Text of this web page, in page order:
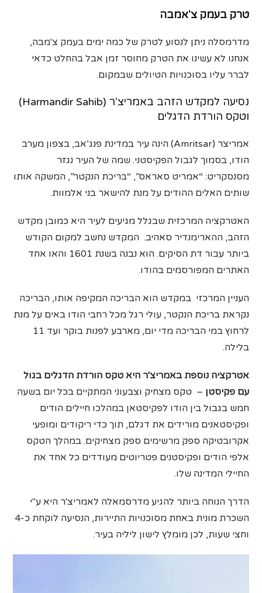
טרק בעמק צ'אמבה
מדרמסלה ניתן לנסוע לטרק של כמה ימים בעמק צ'מבה,
אנחנו לא עשינו את הטרק מחוסר זמן אבל בהחלט כדאי
לברר עליו בסוכנויות הטיולים שבמקום.
נסיעה למקדש הזהב באמריצ'ר (Harmandir Sahib)
וטקס הורדת הדגלים
אמריצר (Amritsar) הינה עיר במדינת פנג’אב, בצפון מערב
הודו, בסמוך לגבול הפקיסטני. שמה של העיר נגזר
מסנסקריט: “אמריט סאראס”, “בריכת הנקטר”, המשקה אותו
שותים האלים ההודים על מנת להישאר בני אלמוות.
האטרקציה המרכזית שבגלל מגיעים לעיר היא כמובן מקדש
הזהב, ההארימנדיר סאהיב. המקדש נחשב למקום הקודש
ביותר עבור דת הסיקים. הוא נבנה בשנת 1601 והאו אחד
האתרים המפורסמים בהודו.
העניין המרכזי במקדש הוא הבריכה המקיפה אותו, הבריכה
נקראת בריכת הנקטר, עולי רגל מכל רחבי הודו באים על מנת
לרחוץ במי הבריכה מדי יום, מארבע לפנות בוקר ועד 11
בלילה.
אטרקציה נוספת באמריצ'ר היא טקס הורדת הדגלים בגול
עם פקיסטן – טקס מצחיק וצבעוני המתקיים בכל יום בשעה
חמש בגבול בין הודו לפקיסטאן במהלכו חיילים הודים
ופקיסטאנים מורידים את דגלם, תוך כדי ריקודים ומופעי
אקרובטיקה ספק מרשימים ספק מצחיקים. במהלך הטקס
אלפי הודים ופקיסטנים פטריוטים מעודדים כל אחד את
החיילי המדינה שלו.
הדרך הנוחה ביותר להגיע מדרסמאלה לאמריצ'ר היא ע"י
השכרת מונית באחת מסוכנויות התיירות, הנסיעה לוקחת כ-4
וחצי שעות, לכן מומלץ לישון ליליה בעיר.